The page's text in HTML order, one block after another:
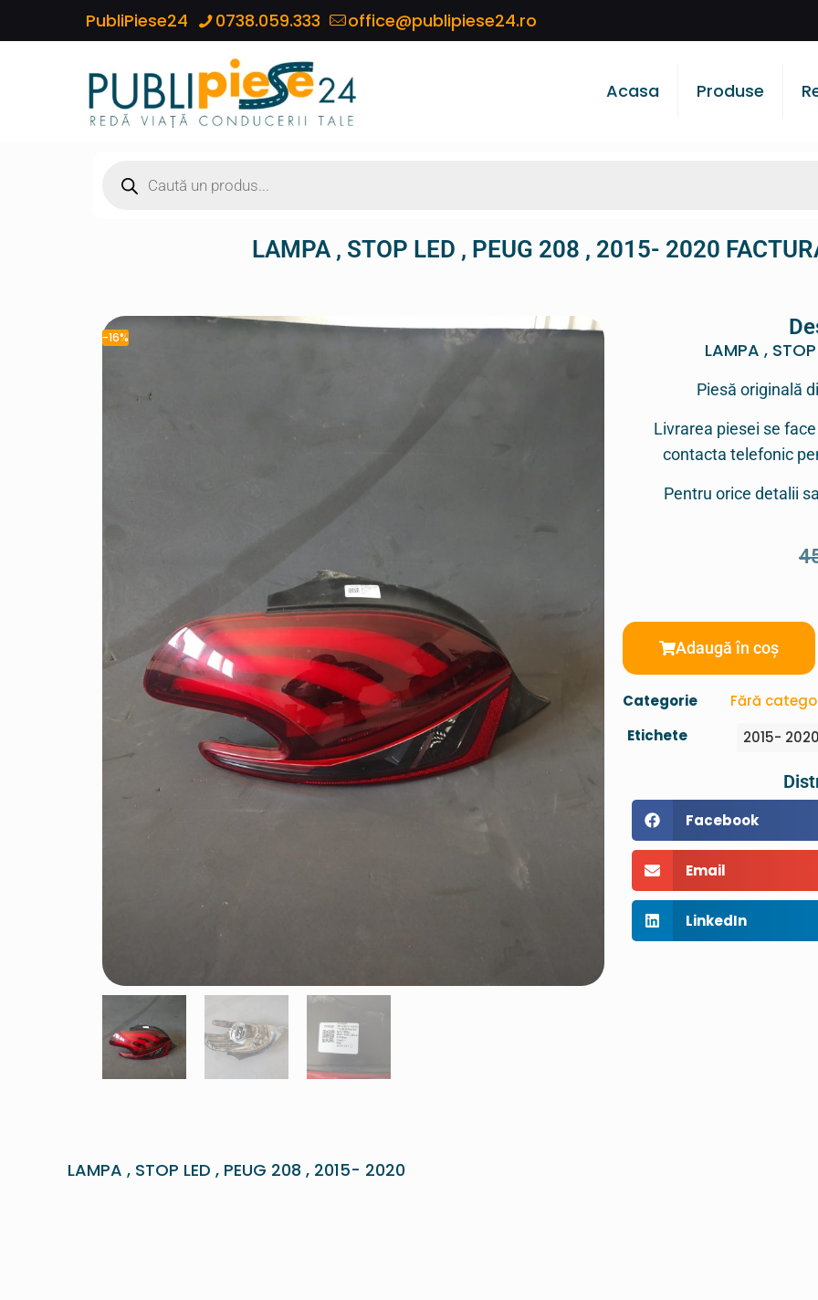
PubliPiese24 0738.059.333 office@publipiese24.ro
Acasa Produse
LAMPA , STOP LED , PEUG 208 , 2015- 2020
-16%
LAMPA ,
Piesă originală
Livrarea piesei se
contacta telefonic
Pentru orice detalii
Adaugă în coș
Categorie
Fără
Etichete
2015-
Facebook
Email
LinkedIn
LAMPA , STOP LED , PEUG 208 , 2015- 2020